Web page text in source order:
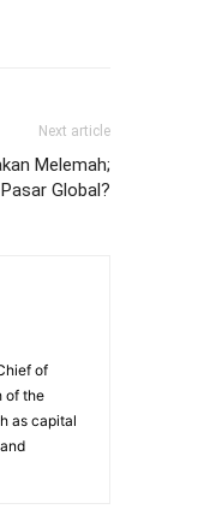
Next article
Melemah;
Global?
of
of the
as capital